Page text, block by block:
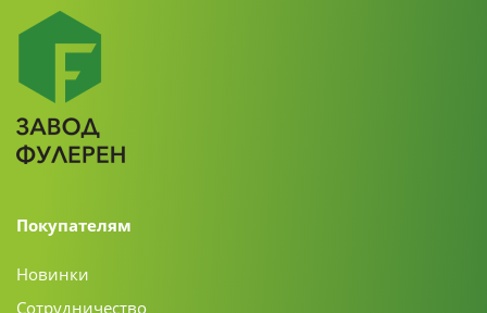
Покупателям
Новинки
Сотрудничество